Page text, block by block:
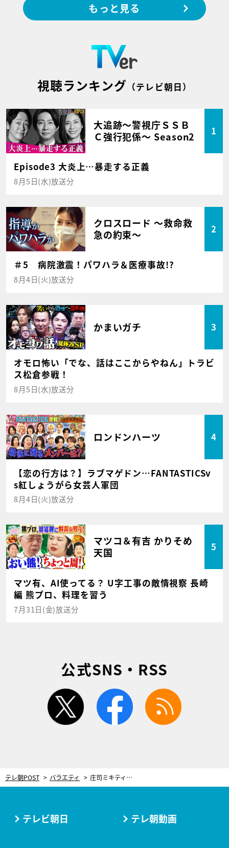
もっと見る
視聴ランキング （テレビ朝日）
大追跡～警視庁ＳＳＢ
Ｃ強行犯係～ Season2
1
Episode3 大炎上…暴走する正義
8月5日(水)放送分
クロスロード ～救命救
急の約束～
2
＃5 病院激震！パワハラ＆医療事故!?
8月4日(火)放送分
かまいガチ 3
オモロ怖い「でな、話はここからやねん」トラビ
ス松倉参戦！
8月5日(水)放送分
ロンドンハーツ 4
【恋の行方は？】ラブマゲドン…FANTASTICSv
s紅しょうがら女芸人軍団
8月4日(火)放送分
マツコ＆有吉 かりそめ
天国
5
マツ有、AI使ってる？ U字工事の敵情視察 長崎
編 熊プロ、料理を習う
7月31日(金)放送分
公式SNS・RSS
twitter facebook
テレ朝POST バラエティ 庄司ミキティ夫妻がMC！愛に満ちた“覗き見”バラエティ「すごい幸せな気持ちに」
テレビ朝日 テレ朝動画